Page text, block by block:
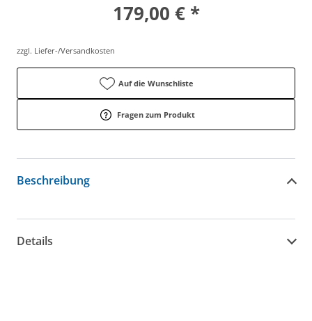
179,00 € *
zzgl. Liefer-/Versandkosten
Auf die Wunschliste
Fragen zum Produkt
Beschreibung
Details